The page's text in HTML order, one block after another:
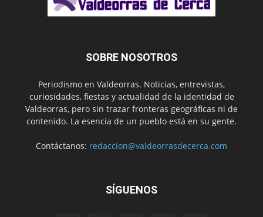
SOBRE NOSOTROS
Periodismo en Valdeorras. Noticias, entrevistas,
curiosidades, fiestas y actualidad de la identidad de
Valdeorras, pero sin trazar fronteras geográficas ni de
contenido. La esencia de un pueblo está en su gente.
Contáctanos: redaccion@valdeorrasdecerca.com
SÍGUENOS